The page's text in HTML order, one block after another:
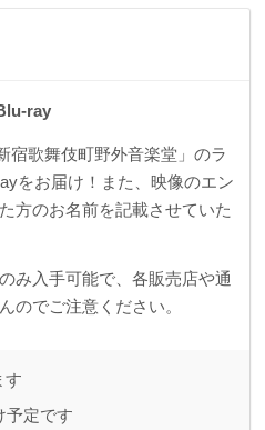
ray
宿歌舞伎町野外音楽堂」のラ
をお届け！また、映像のエン
方のお名前を記載させていた
み入手可能で、各販売店や通
のでご注意ください。
す
予定です